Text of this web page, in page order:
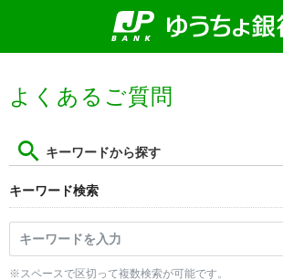
よくあるご質問
キーワードから探す
キーワード検索
※スペースで区切って複数検索が可能です。